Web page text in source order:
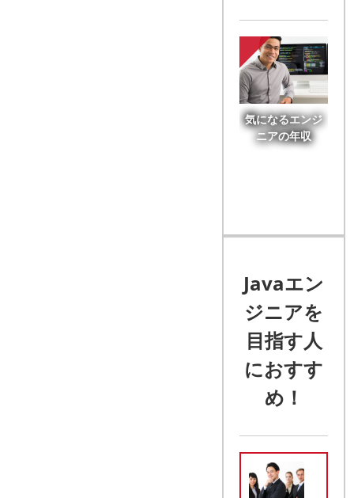
気になるエンジ
ニアの年収
Javaエン
ジニアを
目指す人
におすす
め！